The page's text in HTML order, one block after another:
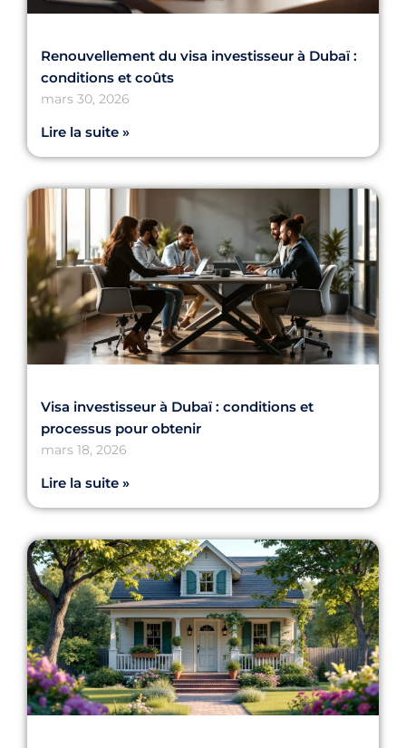
Renouvellement du visa investisseur à Dubaï :
conditions et coûts
mars 30, 2026
Lire la suite »
Visa investisseur à Dubaï : conditions et
processus pour obtenir
mars 18, 2026
Lire la suite »